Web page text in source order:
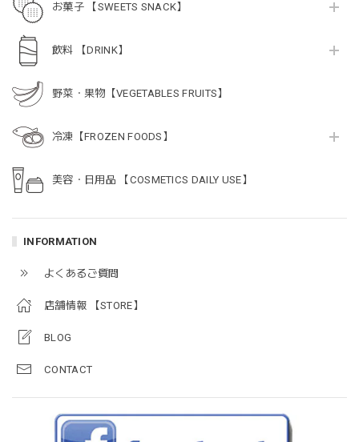
お菓子 【SWEETS SNACK】
飲料 【DRINK】
野菜・果物【VEGETABLES FRUITS】
冷凍【FROZEN FOODS】
美容・日用品 【COSMETICS DAILY USE】
INFORMATION
よくあるご質問
店舗情報 【STORE】
BLOG
CONTACT